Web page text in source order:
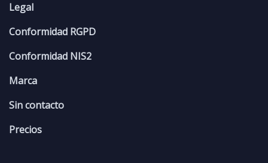
Legal
Conformidad RGPD
Conformidad NIS2
Marca
Sin contacto
Precios